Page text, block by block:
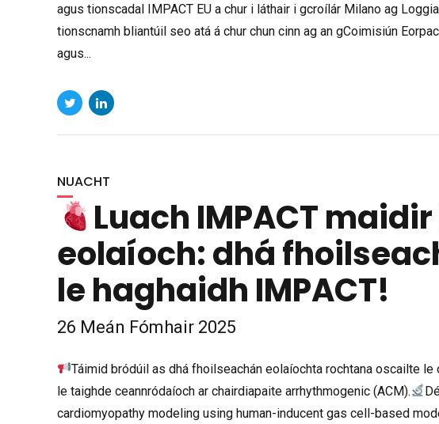
agus tionscadal IMPACT EU a chur i láthair i gcroílár Milano ag
tionscnamh bliantúil seo atá á chur chun cinn ag an gCoimisiún
agus...
NUACHT
Luach IMPACT
eolaíoch: dhá
le haghaidh IMPACT!
26 Meán Fómhair 2025
Táimid bródúil as dhá fhoilseachán eolaíochta rochtana oscailte
le taighde ceannródaíoch ar chairdiapaite arrhythmogenic (ACM).
cardiomyopathy modeling using human-inducent gas cell-based